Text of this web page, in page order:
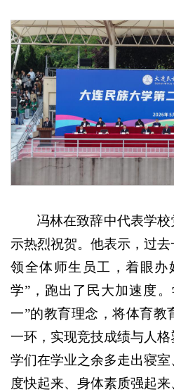
冯林在致辞中代表学
示热烈祝贺。他表示，过
领全体师生员工，着眼办
学”，跑出了民大加速度
一”的教育理念，将体育教
一环，实现竞技成绩与人
学们在学业之余多走出寝
度快起来、身体素质强起